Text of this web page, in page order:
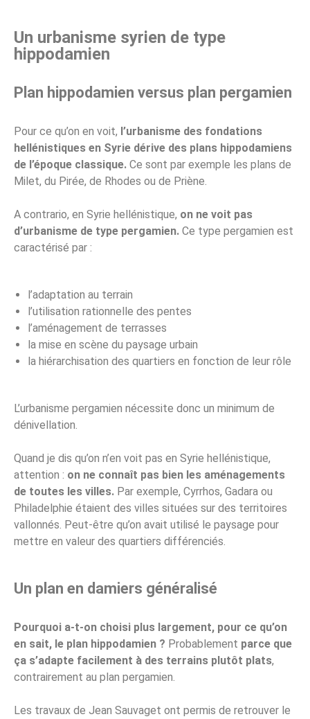
Un urbanisme syrien de type
hippodamien
Plan hippodamien versus plan pergamien
Pour ce qu’on en voit, l’urbanisme des fondations
hellénistiques en Syrie dérive des plans hippodamiens
de l’époque classique. Ce sont par exemple les plans de
Milet, du Pirée, de Rhodes ou de Priène.
A contrario, en Syrie hellénistique, on ne voit pas
d’urbanisme de type pergamien. Ce type pergamien est
caractérisé par :
l’adaptation au terrain
l’utilisation rationnelle des pentes
l’aménagement de terrasses
la mise en scène du paysage urbain
la hiérarchisation des quartiers en fonction de leur rôle
L’urbanisme pergamien nécessite donc un minimum de
dénivellation.
Quand je dis qu’on n’en voit pas en Syrie hellénistique,
attention : on ne connaît pas bien les aménagements
de toutes les villes. Par exemple, Cyrrhos, Gadara ou
Philadelphie étaient des villes situées sur des territoires
vallonnés. Peut-être qu’on avait utilisé le paysage pour
mettre en valeur des quartiers différenciés.
Un plan en damiers généralisé
Pourquoi a-t-on choisi plus largement, pour ce qu’on
en sait, le plan hippodamien ? Probablement parce que
ça s’adapte facilement à des terrains plutôt plats,
contrairement au plan pergamien.
Les travaux de Jean Sauvaget ont permis de retrouver le